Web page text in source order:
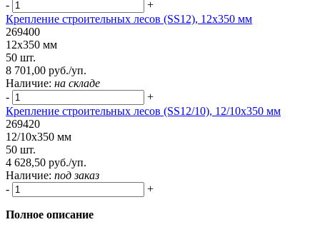
-
+
Крепление строительных лесов (SS12), 12х350 мм
269400
12х350 мм
50 шт.
8 701,00 руб./уп.
Наличие: на складе
-
+
Крепление строительных лесов (SS12/10), 12/10х350 мм
269420
12/10х350 мм
50 шт.
4 628,50 руб./уп.
Наличие: под заказ
-
+
Полное описание